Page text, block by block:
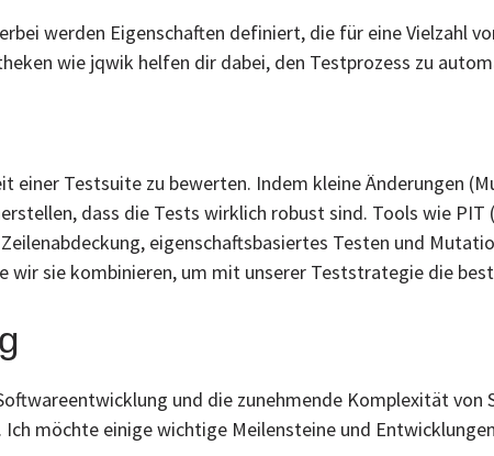
werden Eigenschaften definiert, die für eine Vielzahl
wie jqwik helfen dir dabei, den Testprozess zu
Testsuite zu bewerten. Indem kleine Änderungen
dass die Tests wirklich robust sind. Tools wie
eigenschaftsbasiertes Testen und
wir sie kombinieren, um mit unserer Teststrategie die
und die zunehmende Komplexität
möchte einige wichtige Meilensteine und